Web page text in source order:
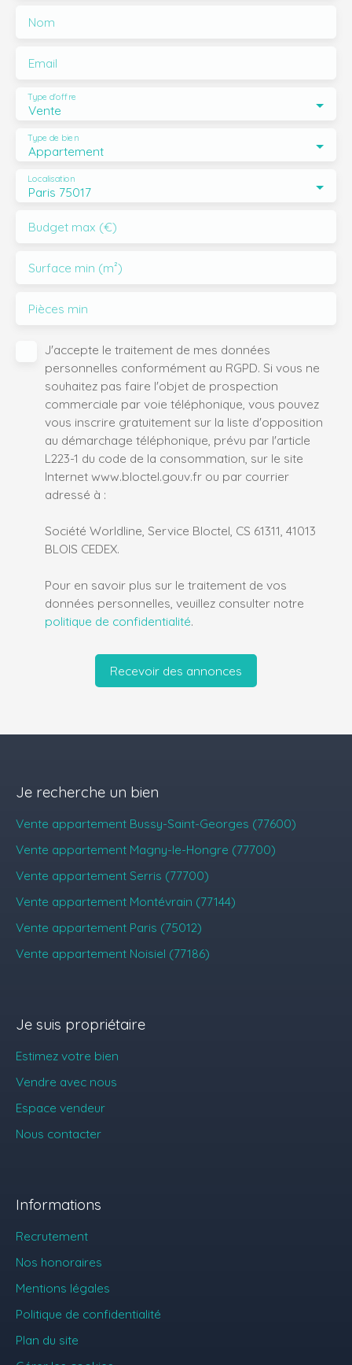
Nom
Email
Vente
Type d'offre
Appartement
Type de bien
Paris 75017
Localisation
Budget max (€)
Surface min (m²)
Pièces min
J'accepte le traitement de mes données
personnelles conformément au RGPD. Si vous ne
souhaitez pas faire l'objet de prospection
commerciale par voie téléphonique, vous pouvez
vous inscrire gratuitement sur la liste d'opposition
au démarchage téléphonique, prévu par l'article
L223-1 du code de la consommation, sur le site
Internet www.bloctel.gouv.fr ou par courrier
adressé à :
Société Worldline, Service Bloctel, CS 61311, 41013
BLOIS CEDEX.
Pour en savoir plus sur le traitement de vos
données personnelles, veuillez consulter notre
politique de confidentialité.
Recevoir des annonces
Je recherche un bien
Vente appartement Bussy-Saint-Georges (77600)
Vente appartement Magny-le-Hongre (77700)
Vente appartement Serris (77700)
Vente appartement Montévrain (77144)
Vente appartement Paris (75012)
Vente appartement Noisiel (77186)
Je suis propriétaire
Estimez votre bien
Vendre avec nous
Espace vendeur
Nous contacter
Informations
Recrutement
Nos honoraires
Mentions légales
Politique de confidentialité
Plan du site